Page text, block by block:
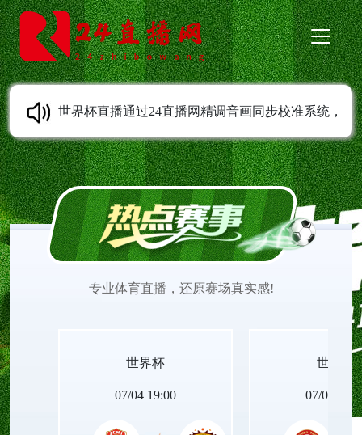
世界杯直播通过24直播网精调音画同步校准系统，
彻底解决画面与音效错位问题，赛场动作与声响实
时对齐。世界杯直播平台无插件在线传输视听信号
滑，让观众获得沉浸式的精准视听体验。
专业体育直播，还原赛场真实感!
世界杯
07/04 19:00
世界杯
07/04